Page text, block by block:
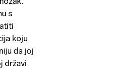
s
koju
da joj
državi